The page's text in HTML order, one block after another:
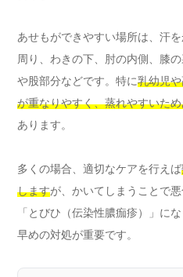
あせもができやすい場所は、汗
周り、わきの下、肘の内側、膝
や股部分などです。特に乳幼児
が重なりやすく、蒸れやすいた
あります。
多くの場合、適切なケアを行えば
しますが、かいてしまうことで
「とびひ（伝染性膿痂疹）」に
早めの対処が重要です。